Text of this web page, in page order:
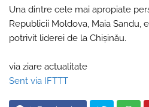
Una dintre cele mai apropiate
Republicii Moldova, Maia Sandu,
potrivit liderei de la Chișinău.
via ziare actualitate
Sent via IFTTT